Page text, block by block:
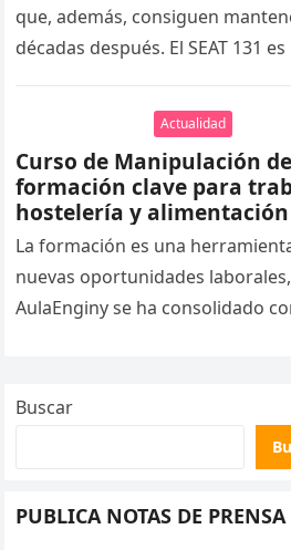
que, además, consiguen
décadas después. El SEAT 131
Actualidad
Curso de Manipulación
formación clave para
hostelería y alimentación
La formación es una
nuevas oportunidades
AulaEnginy se ha consolidado
Buscar
PUBLICA NOTAS DE PRENSA